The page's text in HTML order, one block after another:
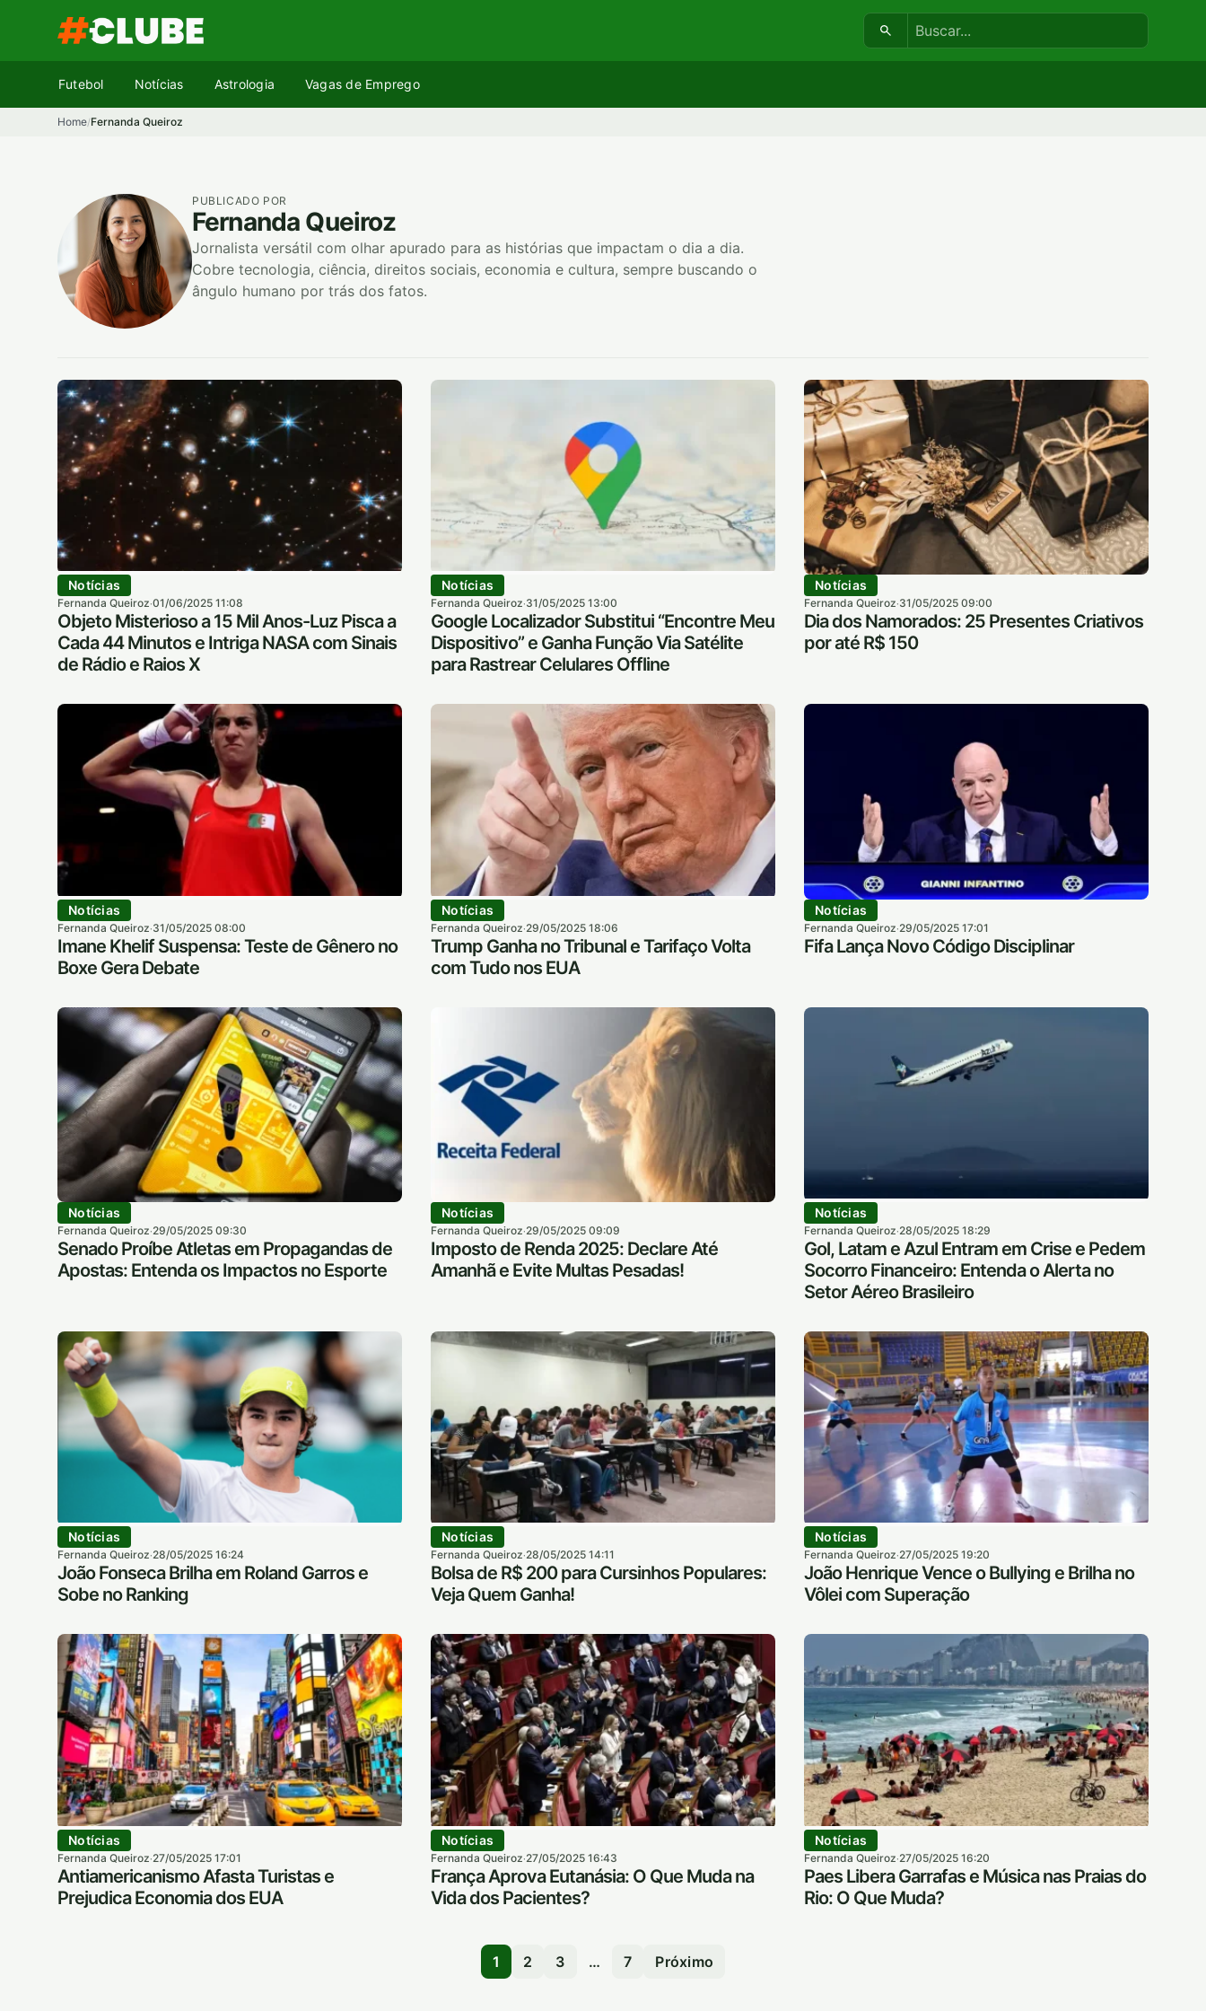
conteúdo
Buscar:
Futebol Notícias Astrologia Vagas de Emprego
Home/Fernanda Queiroz
PUBLICADO POR
Fernanda Queiroz
Jornalista versátil com olhar apurado para as histórias que impactam o dia a dia.
Cobre tecnologia, ciência, direitos sociais, economia e cultura, sempre buscando o
ângulo humano por trás dos fatos.
Notícias
Fernanda Queiroz·01/06/2025 11:08
Objeto Misterioso a 15 Mil Anos-Luz Pisca a
Cada 44 Minutos e Intriga NASA com Sinais
de Rádio e Raios X
Notícias
Fernanda Queiroz·31/05/2025 13:00
Google Localizador Substitui “Encontre Meu
Dispositivo” e Ganha Função Via Satélite
para Rastrear Celulares Offline
Notícias
Fernanda Queiroz·31/05/2025 09:00
Dia dos Namorados: 25 Presentes Criativos
por até R$ 150
Notícias
Fernanda Queiroz·31/05/2025 08:00
Imane Khelif Suspensa: Teste de Gênero no
Boxe Gera Debate
Notícias
Fernanda Queiroz·29/05/2025 18:06
Trump Ganha no Tribunal e Tarifaço Volta
com Tudo nos EUA
Notícias
Fernanda Queiroz·29/05/2025 17:01
Fifa Lança Novo Código Disciplinar
Notícias
Fernanda Queiroz·29/05/2025 09:30
Senado Proíbe Atletas em Propagandas de
Apostas: Entenda os Impactos no Esporte
Notícias
Fernanda Queiroz·29/05/2025 09:09
Imposto de Renda 2025: Declare Até
Amanhã e Evite Multas Pesadas!
Notícias
Fernanda Queiroz·28/05/2025 18:29
Gol, Latam e Azul Entram em Crise e Pedem
Socorro Financeiro: Entenda o Alerta no
Setor Aéreo Brasileiro
Notícias
Fernanda Queiroz·28/05/2025 16:24
João Fonseca Brilha em Roland Garros e
Sobe no Ranking
Notícias
Fernanda Queiroz·28/05/2025 14:11
Bolsa de R$ 200 para Cursinhos Populares:
Veja Quem Ganha!
Notícias
Fernanda Queiroz·27/05/2025 19:20
João Henrique Vence o Bullying e Brilha no
Vôlei com Superação
Notícias
Fernanda Queiroz·27/05/2025 17:01
Antiamericanismo Afasta Turistas e
Prejudica Economia dos EUA
Notícias
Fernanda Queiroz·27/05/2025 16:43
França Aprova Eutanásia: O Que Muda na
Vida dos Pacientes?
Notícias
Fernanda Queiroz·27/05/2025 16:20
Paes Libera Garrafas e Música nas Praias do
Rio: O Que Muda?
1 2 3 … 7 Próximo